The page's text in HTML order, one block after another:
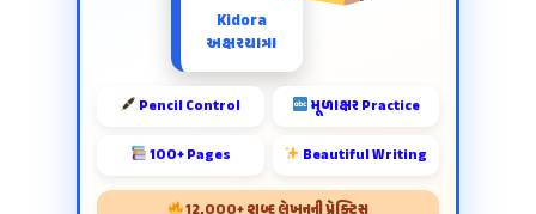
Kidora
અક્ષરયાત્રા
Pencil Control મૂળાક્ષર Practice
100+ Pages Beautiful Writing